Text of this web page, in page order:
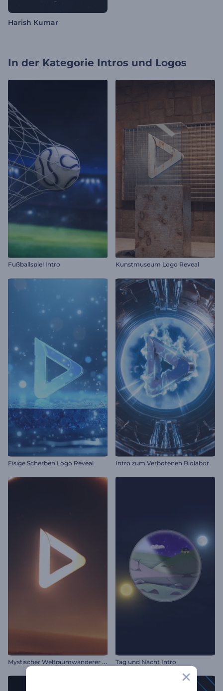
Harish Kumar
In der Kategorie Intros und Logos
Fußballspiel Intro Kunstmuseum Logo Reveal
Eisige Scherben Logo Reveal Intro zum Verbotenen Biolabor
M
ystischer Weltraumwanderer Intro Tag und Nacht Intro